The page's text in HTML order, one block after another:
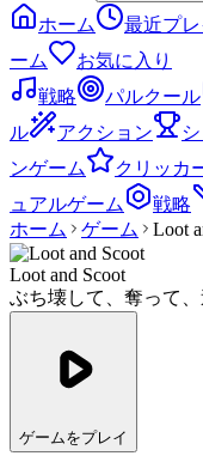
ホーム 最近プ
ーム
お気に入り
戦略
パルクール
ル
アクション
ンゲーム
クリッカ
ュアルゲーム
戦略
ホーム
ゲーム Loot
Loot and Scoot
ぶち壊して、奪って、
ゲームをプレイ